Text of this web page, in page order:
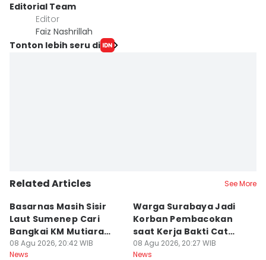
Editorial Team
Editor
Faiz Nashrillah
Tonton lebih seru di
Related Articles See More
Basarnas Masih Sisir
Laut Sumenep Cari
Bangkai KM Mutiara
Sentosa II
08 Agu 2026, 20:42 WIB
News
Warga Surabaya Jadi
Korban Pembacokan
saat Kerja Bakti Cat
Gapura
08 Agu 2026, 20:27 WIB
News